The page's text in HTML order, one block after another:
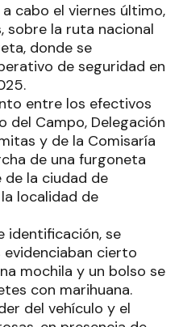
cabo el viernes último,
sobre la ruta nacional
donde se
de seguridad en
entre los efectivos
del Campo, Delegación
y de la Comisaría
de una furgoneta
la ciudad de
localidad de
identificación, se
cierto
mochila y un bolso se
con marihuana.
del vehículo y el